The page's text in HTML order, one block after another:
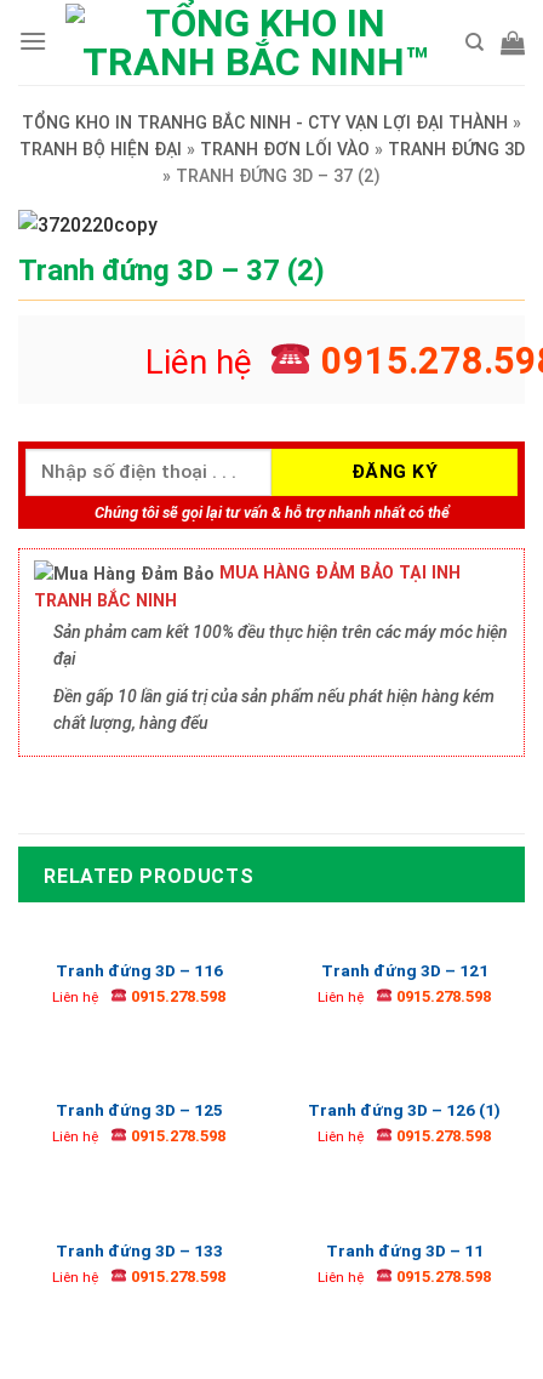
TỔNG KHO IN TRANHG BẮC NINH - CTY VẠN LỢI ĐẠI THÀNH »
TRANH BỘ HIỆN ĐẠI » TRANH ĐƠN LỐI VÀO » TRANH ĐỨNG 3D
» TRANH ĐỨNG 3D – 37 (2)
Tranh đứng 3D – 37 (2)
Liên hệ
Chúng tôi sẽ gọi lại tư vấn & hỗ trợ nhanh nhất có thể
MUA HÀNG ĐẢM BẢO TẠI INH
TRANH BẮC NINH
Sản phảm cam kết 100% đều thực hiện trên các máy móc hiện
đại
Đền gấp 10 lần giá trị của sản phẩm nếu phát hiện hàng kém
chất lượng, hàng đểu
RELATED PRODUCTS
Tranh đứng 3D – 116
Liên hệ 0915.278.598
Tranh đứng 3D – 121
Liên hệ 0915.278.598
Tranh đứng 3D – 125
Liên hệ 0915.278.598
Tranh đứng 3D – 126 (1)
Liên hệ 0915.278.598
Tranh đứng 3D – 133
Liên hệ 0915.278.598
Tranh đứng 3D – 11
Liên hệ 0915.278.598